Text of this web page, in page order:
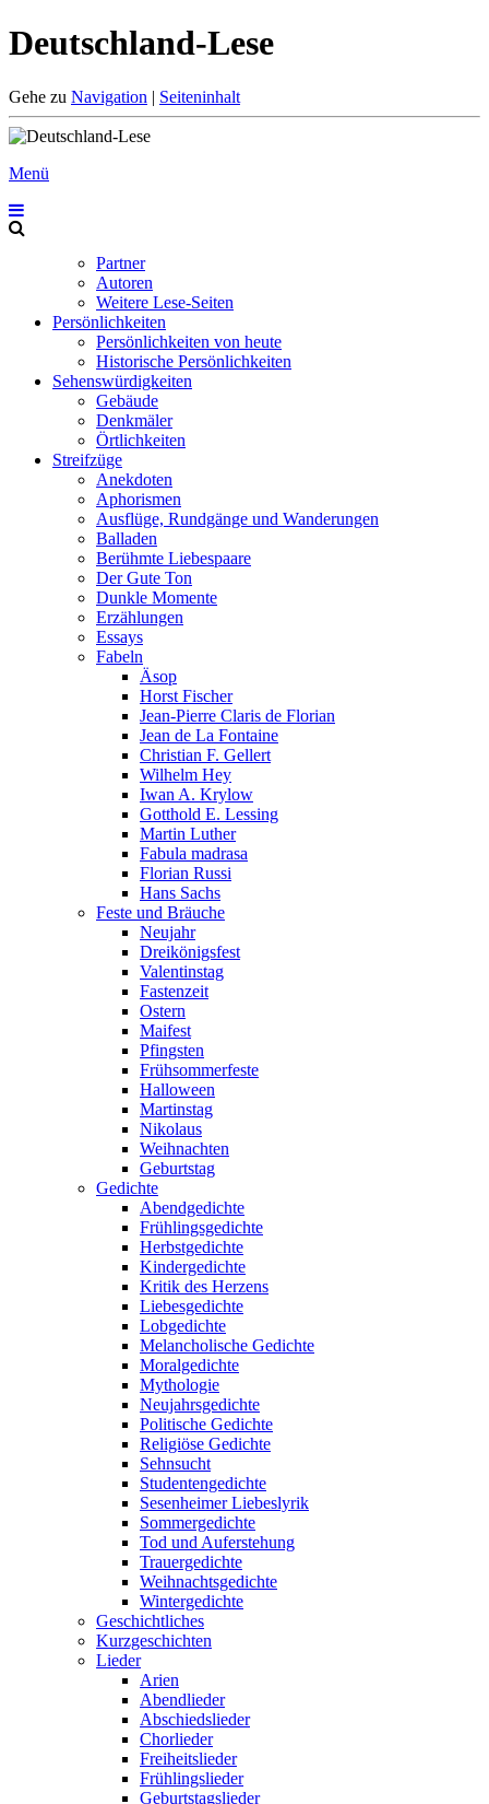
Deutschland-Lese
Gehe zu Navigation | Seiteninhalt
Menü
Partner
Autoren
Weitere Lese-Seiten
Persönlichkeiten
Persönlichkeiten von heute
Historische Persönlichkeiten
Sehenswürdigkeiten
Gebäude
Denkmäler
Örtlichkeiten
Streifzüge
Anekdoten
Aphorismen
Ausflüge, Rundgänge und Wanderungen
Balladen
Berühmte Liebespaare
Der Gute Ton
Dunkle Momente
Erzählungen
Essays
Fabeln
Äsop
Horst Fischer
Jean-Pierre Claris de Florian
Jean de La Fontaine
Christian F. Gellert
Wilhelm Hey
Iwan A. Krylow
Gotthold E. Lessing
Martin Luther
Fabula madrasa
Florian Russi
Hans Sachs
Feste und Bräuche
Neujahr
Dreikönigsfest
Valentinstag
Fastenzeit
Ostern
Maifest
Pfingsten
Frühsommerfeste
Halloween
Martinstag
Nikolaus
Weihnachten
Geburtstag
Gedichte
Abendgedichte
Frühlingsgedichte
Herbstgedichte
Kindergedichte
Kritik des Herzens
Liebesgedichte
Lobgedichte
Melancholische Gedichte
Moralgedichte
Mythologie
Neujahrsgedichte
Politische Gedichte
Religiöse Gedichte
Sehnsucht
Studentengedichte
Sesenheimer Liebeslyrik
Sommergedichte
Tod und Auferstehung
Trauergedichte
Weihnachtsgedichte
Wintergedichte
Geschichtliches
Kurzgeschichten
Lieder
Arien
Abendlieder
Abschiedslieder
Chorlieder
Freiheitslieder
Frühlingslieder
Geburtstagslieder